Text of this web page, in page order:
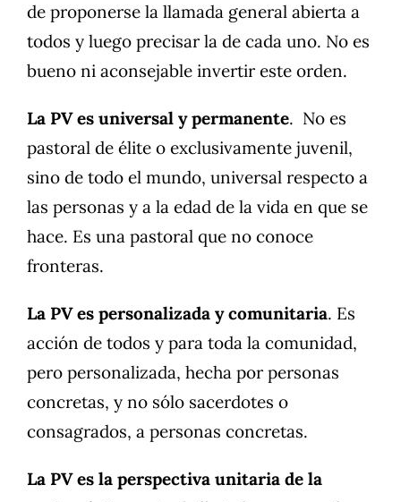
de proponerse la llamada general abierta a
todos y luego precisar la de cada uno. No es
bueno ni aconsejable invertir este orden.
La PV es universal y permanente. No es
pastoral de élite o exclusivamente juvenil,
sino de todo el mundo, universal respecto a
las personas y a la edad de la vida en que se
hace. Es una pastoral que no conoce
fronteras.
La PV es personalizada y comunitaria. Es
acción de todos y para toda la comunidad,
pero personalizada, hecha por personas
concretas, y no sólo sacerdotes o
consagrados, a personas concretas.
La PV es la perspectiva unitaria de la